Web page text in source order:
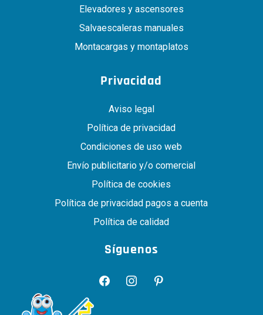
Elevadores y ascensores
Salvaescaleras manuales
Montacargas y montaplatos
Privacidad
Aviso legal
Política de privacidad
Condiciones de uso web
Envío publicitario y/o comercial
Política de cookies
Política de privacidad pagos a cuenta
Política de calidad
Síguenos